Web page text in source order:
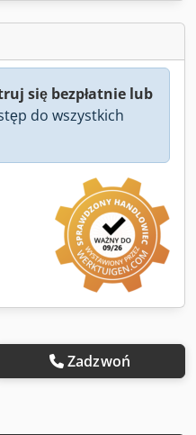
się bezpłatnie lub
do wszystkich
Zadzwoń